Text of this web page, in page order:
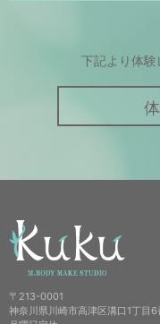
下記より体験
〒213-0001
神奈川県川崎市高津区溝口1丁目